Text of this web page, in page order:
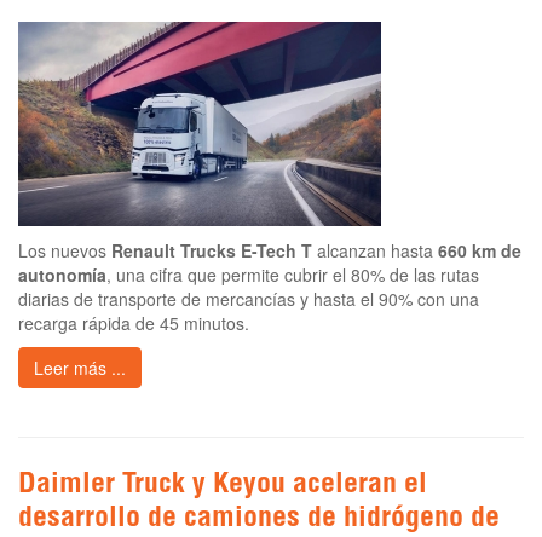
Los nuevos Renault Trucks E-Tech T alcanzan hasta 660 km de
autonomía, una cifra que permite cubrir el 80% de las rutas
diarias de transporte de mercancías y hasta el 90% con una
recarga rápida de 45 minutos.
Leer más ...
Daimler Truck y Keyou aceleran el
desarrollo de camiones de hidrógeno de